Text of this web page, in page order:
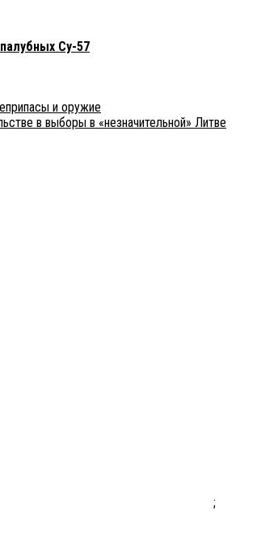
Су-57
и оружие
в выборы в «незначительной» Литве
;